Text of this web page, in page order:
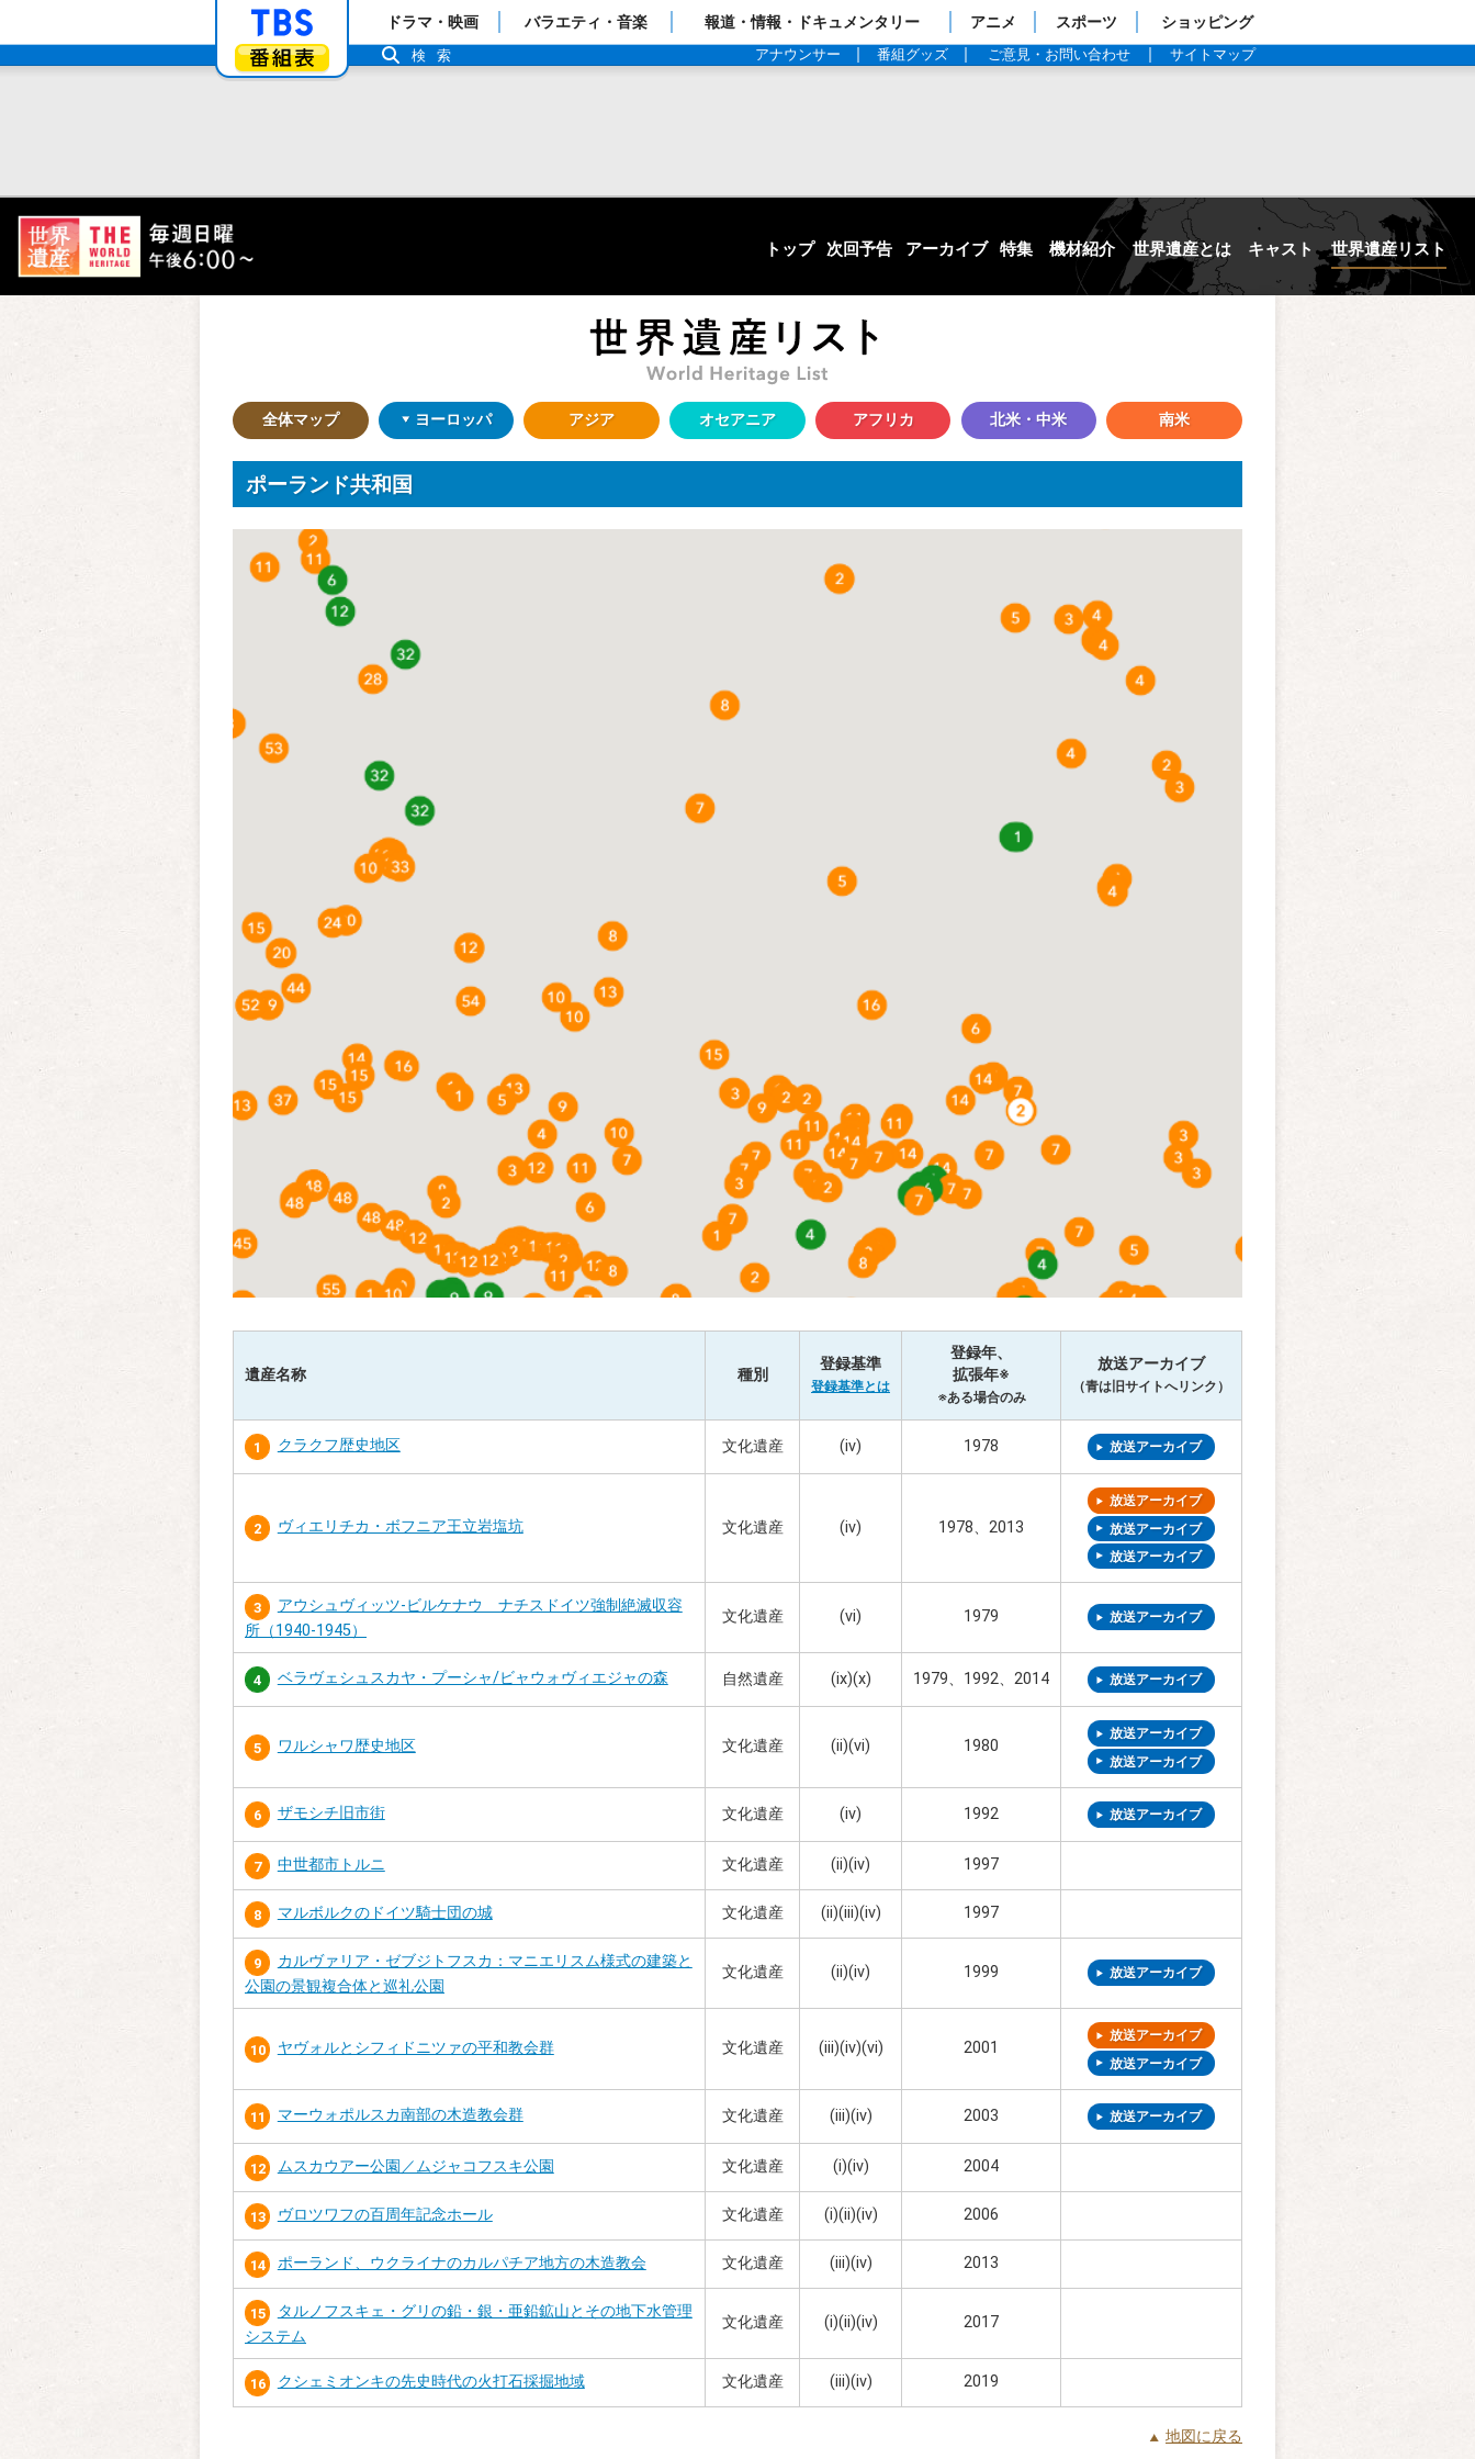
「TBSテレビ」トップページ
番組表
ドラマ・映画 バラエティ・音楽 報道・情報・ドキュメンタリー アニメ スポーツ ショッピング
アナウンサー 番組グッズ ご意見・お問い合わせ サイトマップ
検索
トップ 次回予告 アーカイブ 特集 機材紹介 世界遺産とは キャスト 世界遺産リスト
全体マップ ヨーロッパ アジア オセアニア アフリカ 北米・中米 南米
ポーランド共和国
遺産名称 種別
登録基準
登録基準とは
登録年、
拡張年※
※ある場合のみ
放送アーカイブ
（青は旧サイトへリンク）
1 クラクフ歴史地区 文化遺産 (iv) 1978 放送アーカイブ
2 ヴィエリチカ・ボフニア王立岩塩坑 文化遺産 (iv) 1978、2013
放送アーカイブ
放送アーカイブ
放送アーカイブ
3
アウシュヴィッツ-ビルケナウ ナチスドイツ強制絶滅収容
所（1940-1945）
文化遺産 (vi) 1979 放送アーカイブ
4 ベラヴェシュスカヤ・プーシャ/ビャウォヴィエジャの森 自然遺産 (ix)(x) 1979、1992、2014 放送アーカイブ
5 ワルシャワ歴史地区 文化遺産 (ii)(vi) 1980
放送アーカイブ
放送アーカイブ
6 ザモシチ旧市街 文化遺産 (iv) 1992 放送アーカイブ
7 中世都市トルニ 文化遺産 (ii)(iv) 1997
8 マルボルクのドイツ騎士団の城 文化遺産 (ii)(iii)(iv) 1997
9
カルヴァリア・ゼブジトフスカ：マニエリスム様式の建築と
公園の景観複合体と巡礼公園
文化遺産 (ii)(iv) 1999 放送アーカイブ
10 ヤヴォルとシフィドニツァの平和教会群 文化遺産 (iii)(iv)(vi) 2001
放送アーカイブ
放送アーカイブ
11 マーウォポルスカ南部の木造教会群 文化遺産 (iii)(iv) 2003 放送アーカイブ
12 ムスカウアー公園／ムジャコフスキ公園 文化遺産 (i)(iv) 2004
13 ヴロツワフの百周年記念ホール 文化遺産 (i)(ii)(iv) 2006
14 ポーランド、ウクライナのカルパチア地方の木造教会 文化遺産 (iii)(iv) 2013
15
タルノフスキェ・グリの鉛・銀・亜鉛鉱山とその地下水管理
システム
文化遺産 (i)(ii)(iv) 2017
16 クシェミオンキの先史時代の火打石採掘地域 文化遺産 (iii)(iv) 2019
地図に戻る